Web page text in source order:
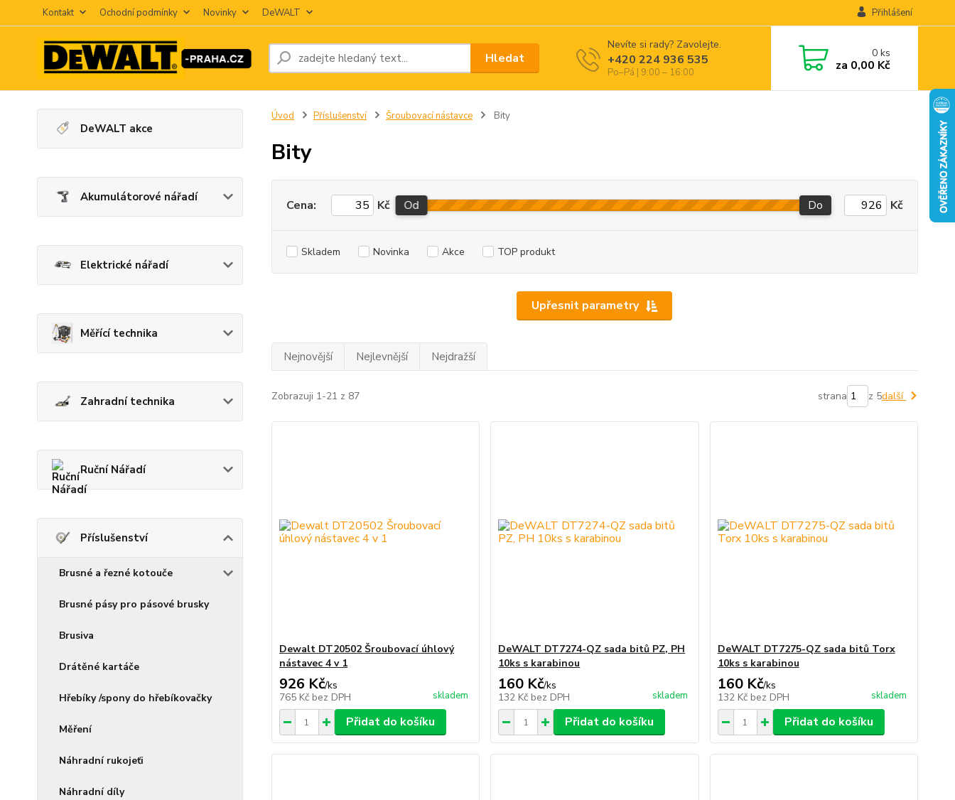
Kontakt Ochodní podmínky Novinky DeWALT Přihlášení
Hledat
Nevíte si rady? Zavolejte.
+420 224 936 535
Po–Pá | 9:00 – 16:00
0ks
za 0,00 Kč
DeWALT akce
Akumulátorové nářadí
Elektrické nářadí
Měřící technika
Zahradní technika
Ruční Nářadí
Příslušenství
Brusné a řezné kotouče
Brusné pásy pro pásové brusky
Brusiva
Drátěné kartáče
Hřebíky /spony do hřebíkovačky
Měření
Náhradní rukojeťi
Náhradní díly
Úvod Příslušenství Šroubovací nástavce Bity
Bity
Upřesnit parametry
Cena: Kč Od Do Kč
Skladem Novinka Akce TOP produkt
Nejnovější Nejlevnější Nejdražší
Zobrazuji 1-21 z 87 strana z 5další
Dewalt DT20502 Šroubovací úhlový
nástavec 4 v 1
926 Kč/ks
765 Kč bez DPH skladem
Přidat do košíku
DeWALT DT7274-QZ sada bitů PZ, PH
10ks s karabinou
160 Kč/ks
132 Kč bez DPH skladem
Přidat do košíku
DeWALT DT7275-QZ sada bitů Torx
10ks s karabinou
160 Kč/ks
132 Kč bez DPH skladem
Přidat do košíku